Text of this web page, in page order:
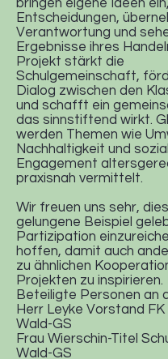
bringen eigene Ideen
Entscheidungen,
Verantwortung und
Ergebnisse ihres
Projekt stärkt die
Schulgemeinschaft,
Dialog zwischen den
und schafft ein
das sinnstiftend wirkt.
werden Themen wie
Nachhaltigkeit und
Engagement
praxisnah vermittelt.
Wir freuen uns sehr,
gelungene Beispiel
Partizipation
hoffen, damit auch
zu ähnlichen
Projekten zu inspirieren.
Beteiligte Personen an
Herr Leyke Vorstand FK
Wald-GS
Frau Wierschin-Titel
Wald-GS